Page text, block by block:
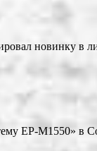
новинку в
EP-M1550» в